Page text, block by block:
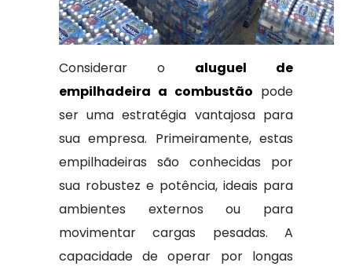
Considerar o aluguel de
empilhadeira a combustão pode
ser uma estratégia vantajosa para
sua empresa. Primeiramente, estas
empilhadeiras são conhecidas por
sua robustez e potência, ideais para
ambientes externos ou para
movimentar cargas pesadas. A
capacidade de operar por longas